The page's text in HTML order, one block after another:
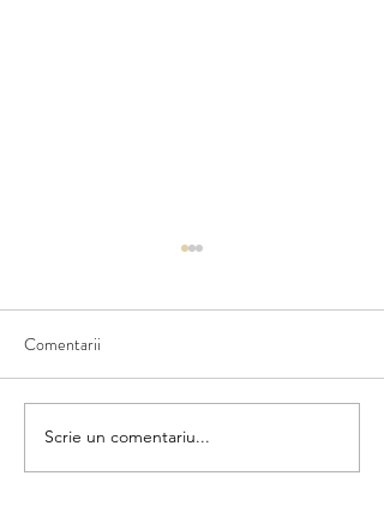
Asociază umbra
Comentarii
Scrie un comentariu...